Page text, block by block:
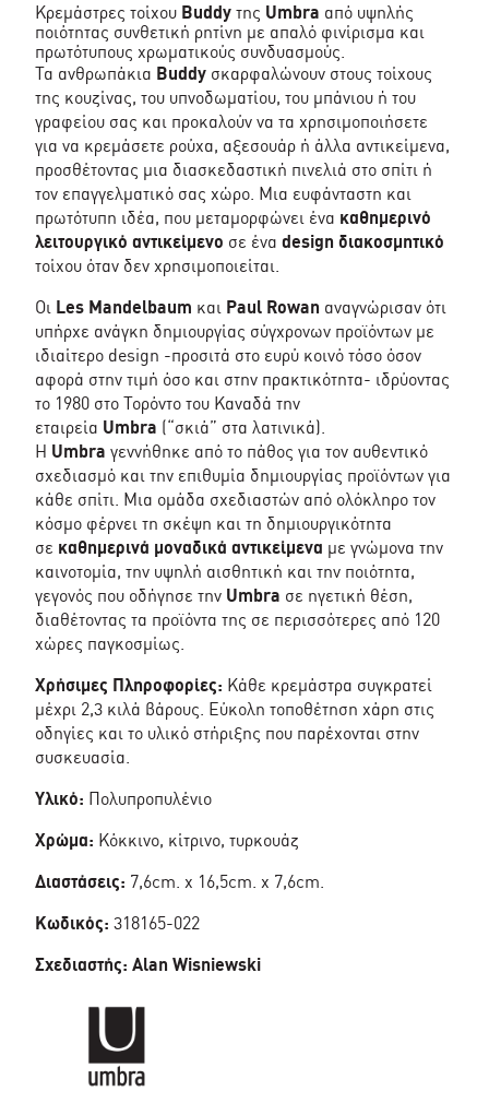
Κρεμάστρες τοίχου Buddy της Umbra από υψηλής
ποιότητας συνθετική ρητίνη με απαλό φινίρισμα και
πρωτότυπους χρωματικούς συνδυασμούς.
Τα ανθρωπάκια Buddy σκαρφαλώνουν στους τοίχους
της κουζίνας, του υπνοδωματίου, του μπάνιου ή του
γραφείου σας και προκαλούν να τα χρησιμοποιήσετε
για να κρεμάσετε ρούχα, αξεσουάρ ή άλλα αντικείμενα,
προσθέτοντας μια διασκεδαστική πινελιά στο σπίτι ή
τον επαγγελματικό σας χώρο. Μια ευφάνταστη και
πρωτότυπη ιδέα, που μεταμορφώνει ένα καθημερινό
λειτουργικό αντικείμενο σε ένα design διακοσμητικό
τοίχου όταν δεν χρησιμοποιείται.
Οι Les Mandelbaum και Paul Rowan αναγνώρισαν ότι
υπήρχε ανάγκη δημιουργίας σύγχρονων προϊόντων με
ιδιαίτερο design -προσιτά στο ευρύ κοινό τόσο όσον
αφορά στην τιμή όσο και στην πρακτικότητα- ιδρύοντας
το 1980 στο Τορόντο του Καναδά την
εταιρεία Umbra (“σκιά” στα λατινικά).
Η Umbra γεννήθηκε από το πάθος για τον αυθεντικό
σχεδιασμό και την επιθυμία δημιουργίας προϊόντων για
κάθε σπίτι. Μια ομάδα σχεδιαστών από ολόκληρο τον
κόσμο φέρνει τη σκέψη και τη δημιουργικότητα
σε καθημερινά μοναδικά αντικείμενα με γνώμονα την
καινοτομία, την υψηλή αισθητική και την ποιότητα,
γεγονός που οδήγησε την Umbra σε ηγετική θέση,
διαθέτοντας τα προϊόντα της σε περισσότερες από 120
χώρες παγκοσμίως.
Χρήσιμες Πληροφορίες: Κάθε κρεμάστρα συγκρατεί
μέχρι 2,3 κιλά βάρους. Εύκολη τοποθέτηση χάρη στις
οδηγίες και το υλικό στήριξης που παρέχονται στην
συσκευασία.
Υλικό: Πολυπροπυλένιο
Χρώμα: Κόκκινο, κίτρινο, τυρκουάζ
Διαστάσεις: 7,6cm. x 16,5cm. x 7,6cm.
Κωδικός: 318165-022
Σχεδιαστής: Alan Wisniewski